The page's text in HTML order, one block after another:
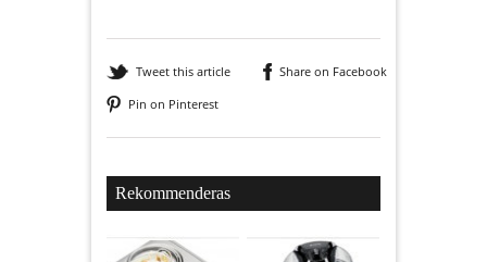
Tweet this article
Share on Facebook
Pin on Pinterest
Rekommenderas